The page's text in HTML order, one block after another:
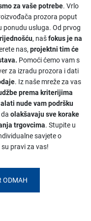
za vaše potrebe. Vrlo
prozora poput
usluga. Od prvog
, našfokus je na
nas, projektni tim će
Pomoći ćemo vam s
za izradu prozora i dati
. Iz naše mreže za vas
prema kriterijima
nude vam podršku
olakšavaju sve korake
trgovcima. Stupite u
savjete o
pravi za vas!
ODMAH